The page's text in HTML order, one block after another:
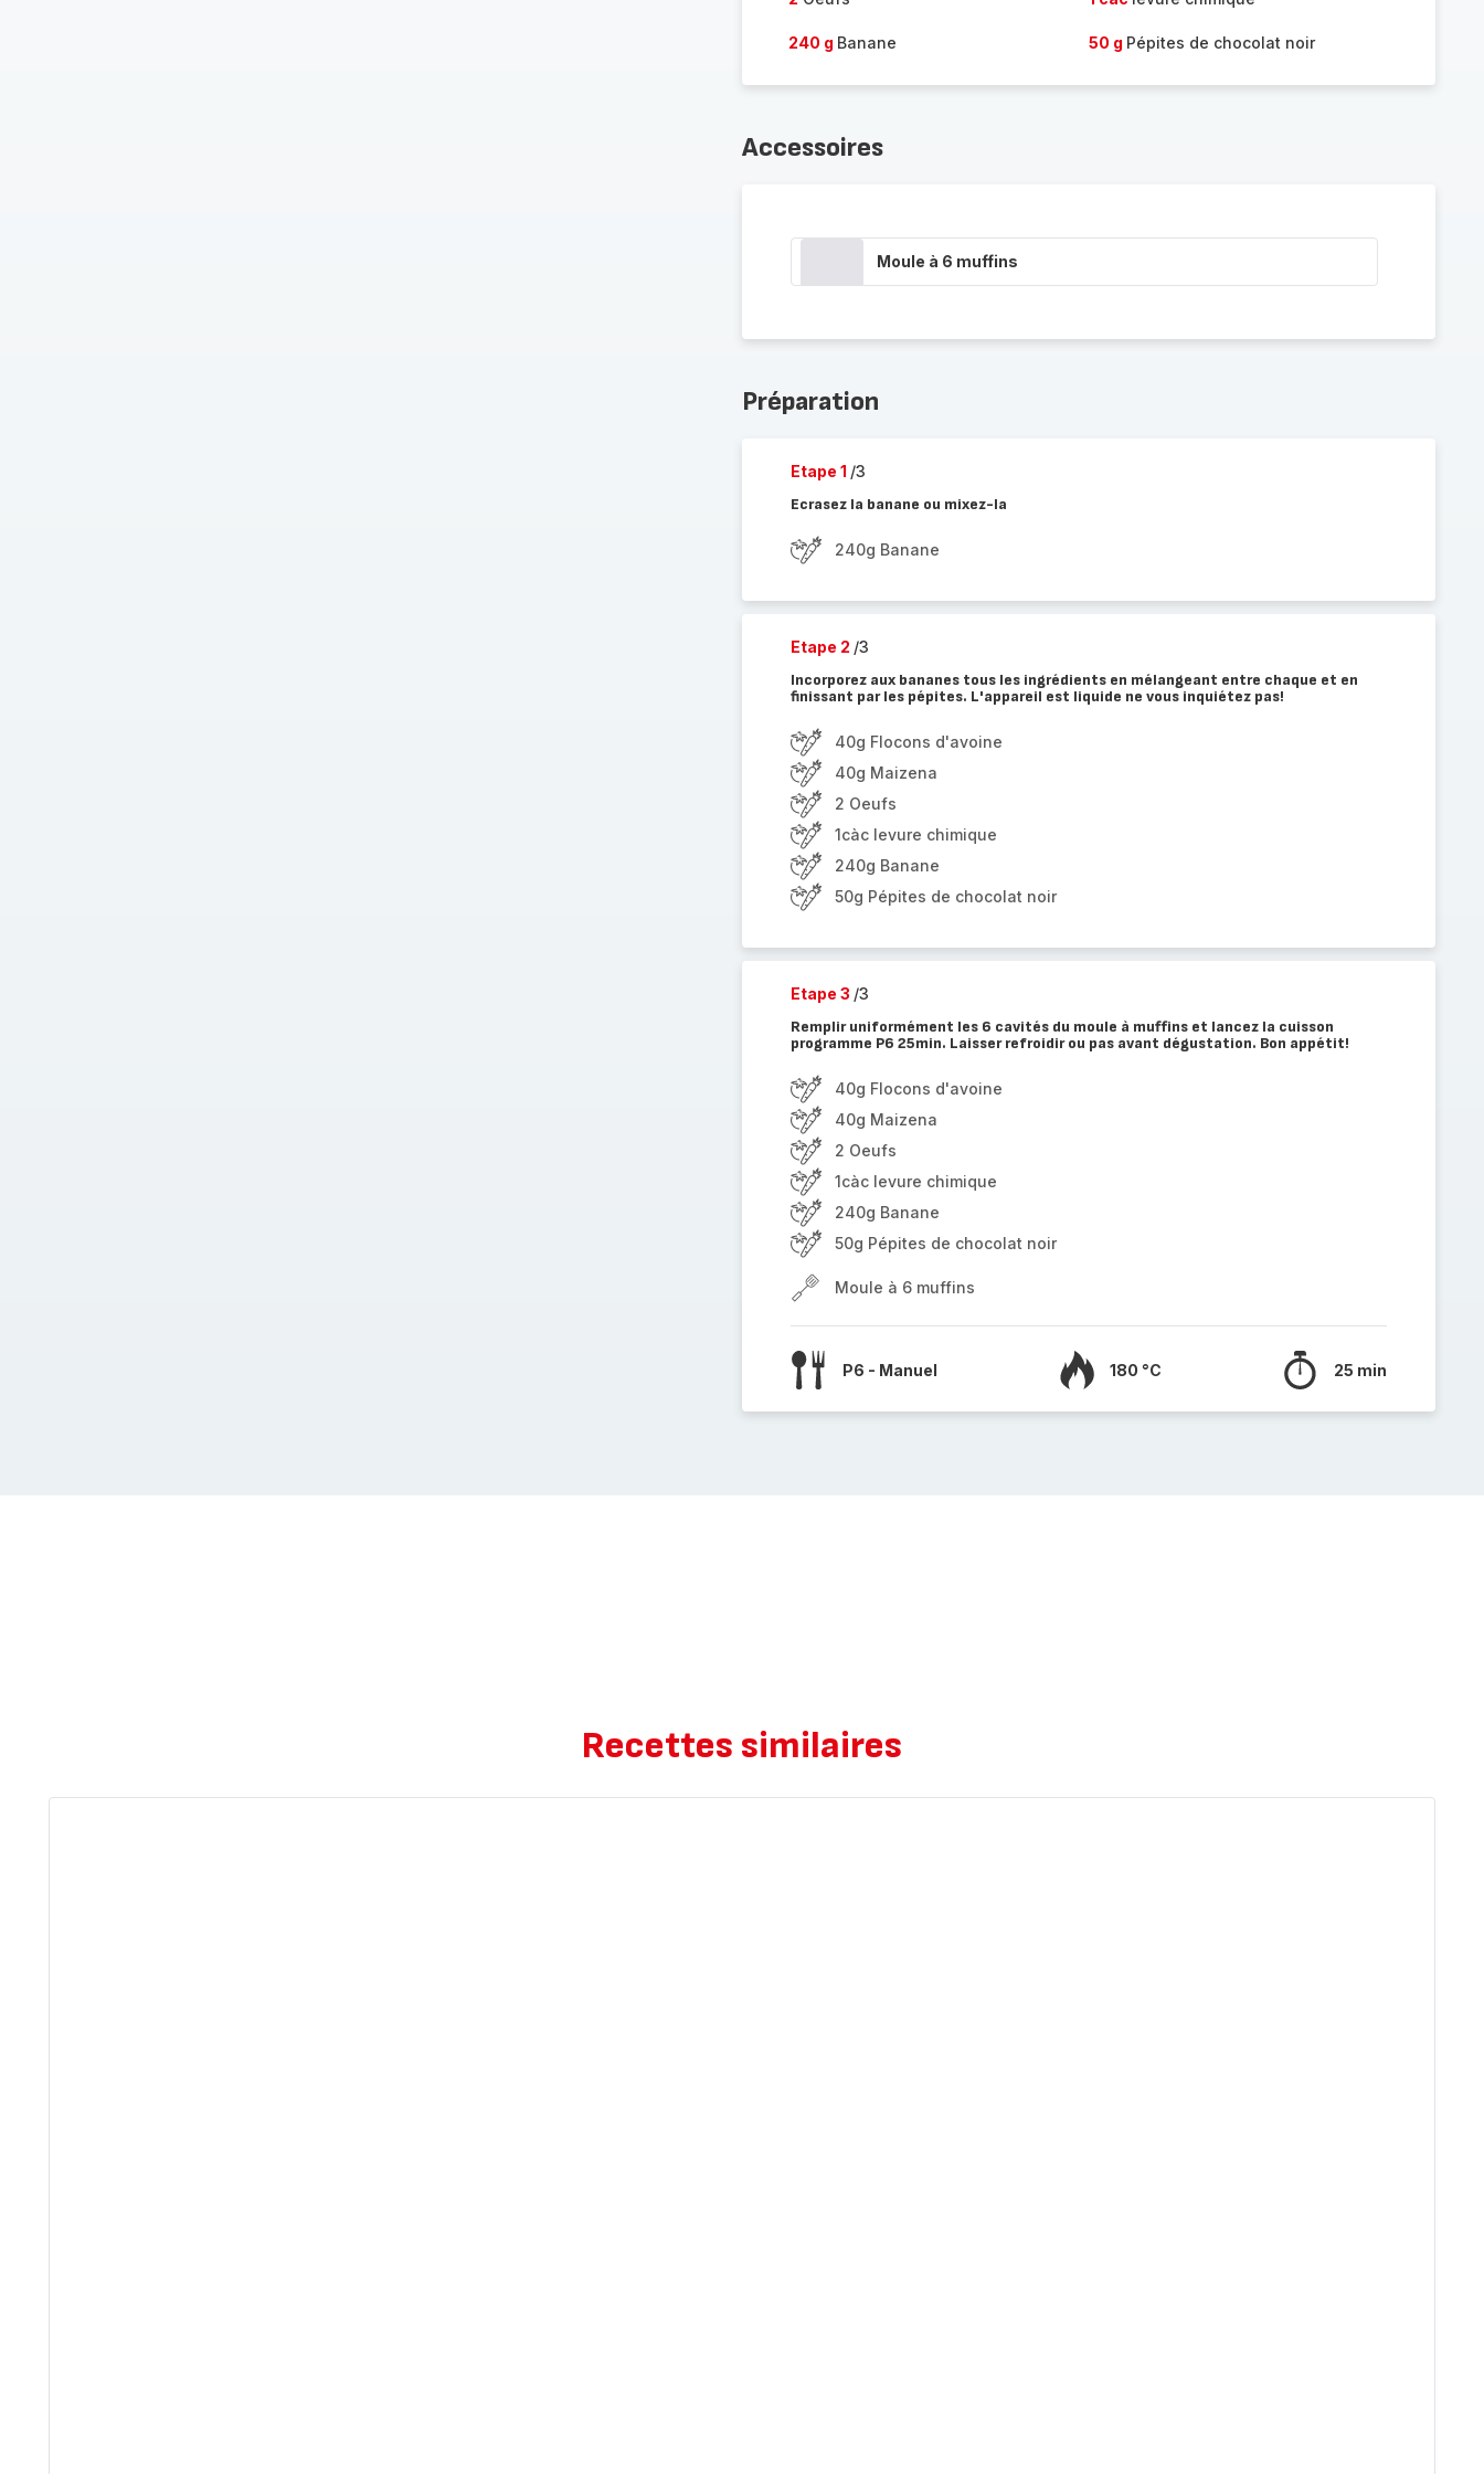
240 g Banane 50 g Pépites de chocolat noir
Accessoires
Moule à 6 muffins
Préparation
Etape 1 /3
Ecrasez la banane ou mixez-la
240g Banane
Etape 2 /3
Incorporez aux bananes tous les ingrédients en mélangeant entre chaque et en
finissant par les pépites. L'appareil est liquide ne vous inquiétez pas!
40g Flocons d'avoine
40g Maizena
2 Oeufs
1càc levure chimique
240g Banane
50g Pépites de chocolat noir
Etape 3 /3
Remplir uniformément les 6 cavités du moule à muffins et lancez la cuisson
programme P6 25min. Laisser refroidir ou pas avant dégustation. Bon appétit!
40g Flocons d'avoine
40g Maizena
2 Oeufs
1càc levure chimique
240g Banane
50g Pépites de chocolat noir
Moule à 6 muffins
P6 - Manuel 180 °C 25 min
Recettes similaires